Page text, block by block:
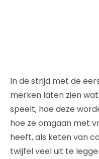
In de strijd met de
merken laten zien
speelt, hoe deze
hoe ze omgaan met
heeft, als keten van
twijfel veel uit te